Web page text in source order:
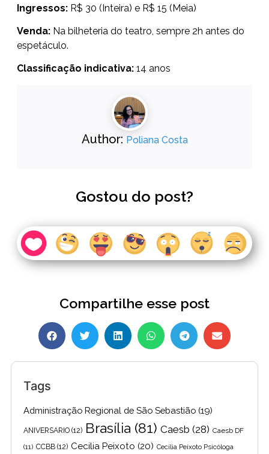
Ingressos: R$ 30 (Inteira) e R$ 15 (Meia)
Venda: Na bilheteria do teatro, sempre 2h antes do
espetáculo.
Classificação indicativa: 14 anos
Author: Poliana Costa
Gostou do post?
Compartilhe esse post
Tags
Administração Regional de São Sebastião (19)
ANIVERSARIO (12) Brasília (81) Caesb (28) Caesb DF
(11) CCBB (12) Cecilia Peixoto (20) Cecília Peixoto Psicóloga